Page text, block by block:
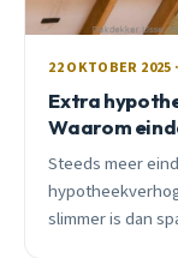
22 OKTOBER 2025
Extra
Waarom
Steeds meer
slimmer is dan